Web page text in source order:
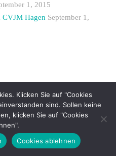
1, 2015
CVJM Hagen September 1,
Flush - 2026 ©
Klicken Sie auf "Cookies
sind. Sollen keine
klicken Sie auf "Cookies
Cookies ablehnen